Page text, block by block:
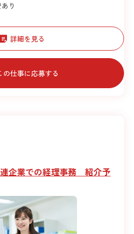
り
詳細を見る
の仕事に応募する
企業での経理事務 紹介予